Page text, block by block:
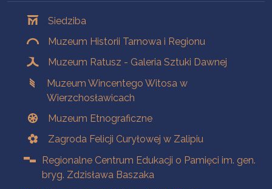
Siedziba
Muzeum Historii Tarnowa i Regionu
Muzeum Ratusz - Galeria Sztuki Dawnej
Muzeum Wincentego Witosa w
Wierzchosławicach
Muzeum Etnograficzne
Zagroda Felicji Curyłowej w Zalipiu
Regionalne Centrum Edukacji o Pamięci im. gen.
bryg. Zdzisława Baszaka